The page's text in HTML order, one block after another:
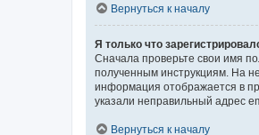
Вернуться к началу
Я только что
Сначала проверьте свои имя
полученным инструкциям. На
информация отображается в
указали неправильный адрес
Вернуться к началу